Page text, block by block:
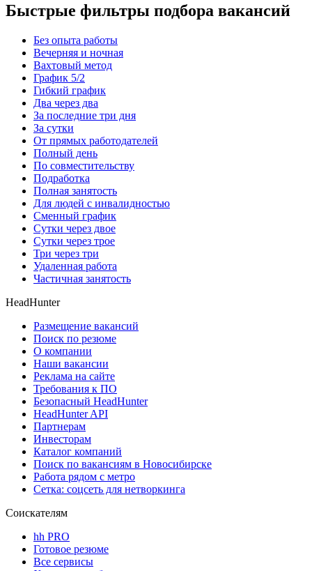
Быстрые фильтры подбора вакансий
Без опыта работы
Вечерняя и ночная
Вахтовый метод
График 5/2
Гибкий график
Два через два
За последние три дня
За сутки
От прямых работодателей
Полный день
По совместительству
Подработка
Полная занятость
Для людей с инвалидностью
Сменный график
Сутки через двое
Сутки через трое
Три через три
Удаленная работа
Частичная занятость
HeadHunter
Размещение вакансий
Поиск по резюме
О компании
Наши вакансии
Реклама на сайте
Требования к ПО
Безопасный HeadHunter
HeadHunter API
Партнерам
Инвесторам
Каталог компаний
Поиск по вакансиям в Новосибирске
Работа рядом с метро
Сетка: соцсеть для нетворкинга
Соискателям
hh PRO
Готовое резюме
Все сервисы